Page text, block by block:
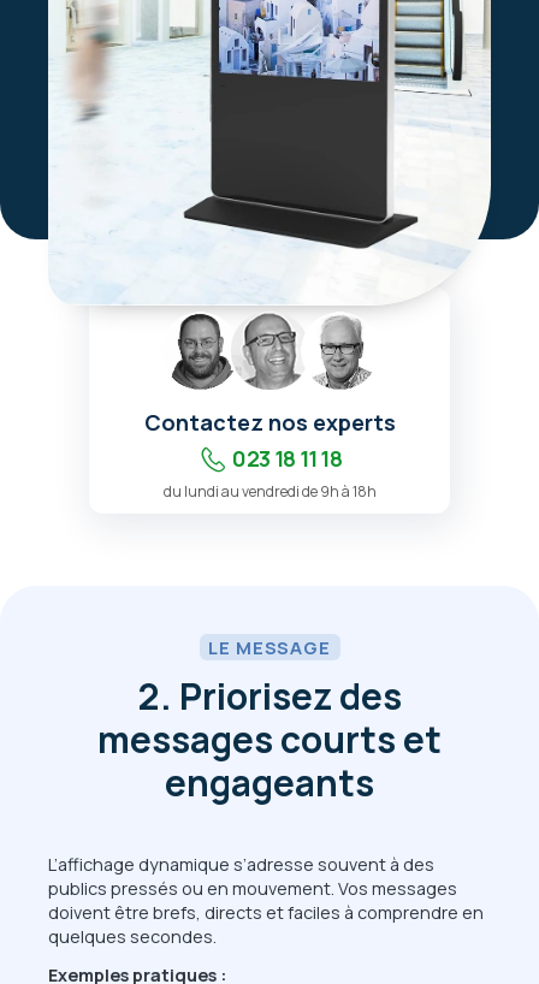
Contactez nos experts
023 18 11 18
du lundi au vendredi de 9h à 18h
LE MESSAGE
2. Priorisez des
messages courts et
engageants
L’affichage dynamique s’adresse souvent à des
publics pressés ou en mouvement. Vos messages
doivent être brefs, directs et faciles à comprendre en
quelques secondes.
Exemples pratiques :